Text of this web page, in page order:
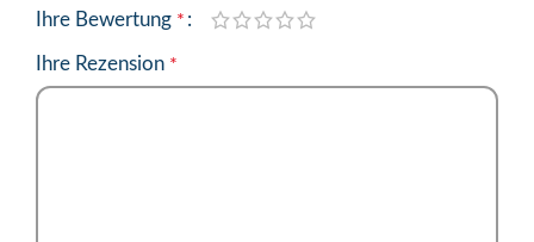
Ihre Bewertung *
Ihre Rezension *